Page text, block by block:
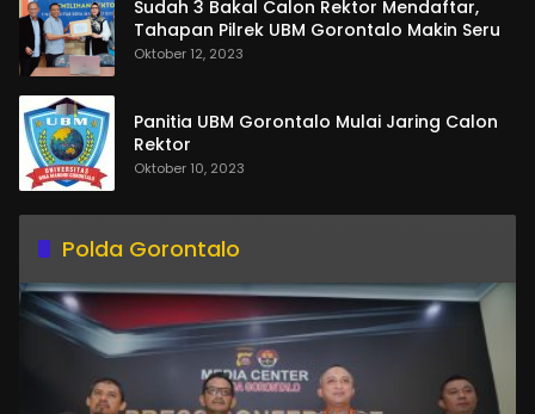
Sudah 3 Bakal Calon Rektor Mendaftar,
Tahapan Pilrek UBM Gorontalo Makin Seru
Oktober 12, 2023
Panitia UBM Gorontalo Mulai Jaring Calon
Rektor
Oktober 10, 2023
Polda Gorontalo